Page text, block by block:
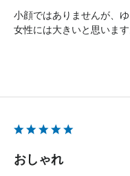
小顔ではありませんが、
女性には大きいと思います
おしゃれ